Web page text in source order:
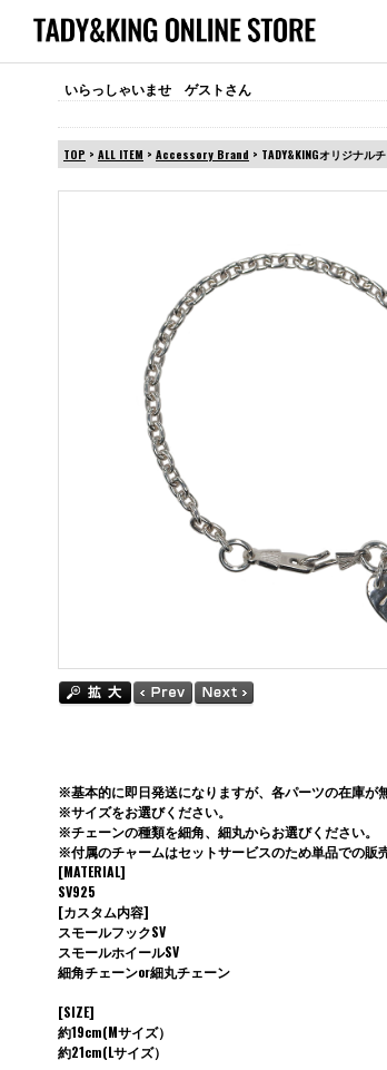
いらっしゃいませ ゲストさん
TOP > ALL ITEM > Accessory Brand > TADY&KINGオリジナル
※基本的に即日発送になりますが、各パーツの在庫が
※サイズをお選びください。
※チェーンの種類を細角、細丸からお選びください。
※付属のチャームはセットサービスのため単品での販
[MATERIAL]
SV925
[カスタム内容]
スモールフックSV
スモールホイールSV
細角チェーンor細丸チェーン
[SIZE]
約19cm(Mサイズ）
約21cm(Lサイズ）